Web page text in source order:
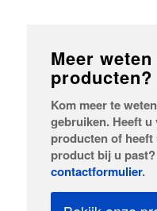
Meer
producten?
Kom meer te
gebruiken. Heeft
producten of
product bij u
contactformulier.